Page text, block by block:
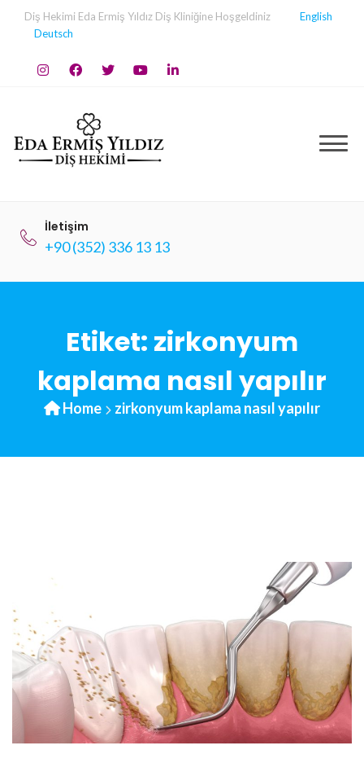
Diş Hekimi Eda Ermiş Yıldız Diş Kliniğine Hoşgeldiniz
English
Deutsch
İletişim
+90 (352) 336 13 13
Etiket: zirkonyum
kaplama nasıl yapılır
Home zirkonyum kaplama nasıl yapılır